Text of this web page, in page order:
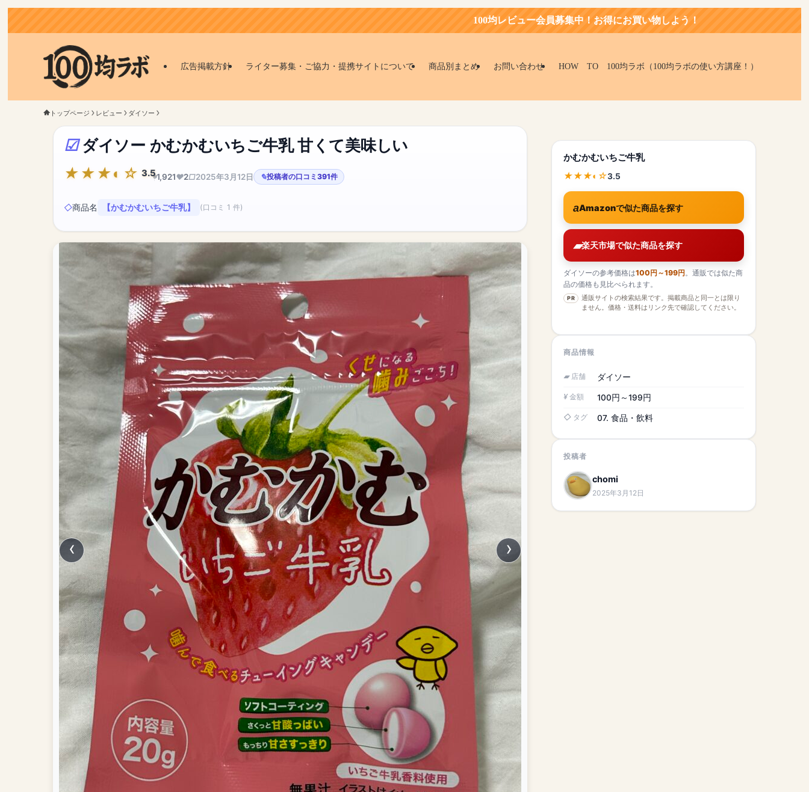
100均レビュー会員募集中！お得にお買い物しよう！
広告掲載方針 ライター募集・ご協力・提携サイトについて 商品別まとめ お問い合わせ HOW TO 100均ラボ（100均ラボの使い方講座！）
トップページ レビュー ダイソー
ダイソー かむかむいちご牛乳 甘くて美味しい
3.51,921 2 2025年3月12日 投稿者の口コミ391件
商品名 【かむかむいちご牛乳】 (口コミ 1 件)
かむかむいちご牛乳
3.5
Amazonで似た商品を探す
楽天市場で似た商品を探す
ダイソーの参考価格は100円～199円 。通販では似た商
品の価格も見比べられます。
PR
通販サイトの検索結果です。掲載商品と同一とは限り
ません。価格・送料はリンク先で確認してください。
商品情報
店舗 ダイソー
金額 100円～199円
タグ 07. 食品・飲料
投稿者
chomi
2025年3月12日